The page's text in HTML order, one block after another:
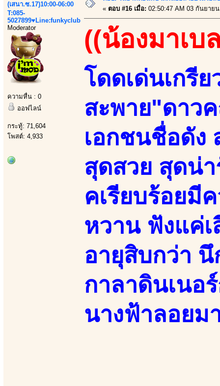
(เสนา.ซ.17)10:00-06:00
T:085-
5027899♥Line:funkyclub
Moderator
ความหื่น : 0
ออฟไลน์
กระทู้: 71,604
โพสต์: 4,933
« ตอบ #16 เมื่อ: 02:50:47 AM 03 กันยาย
((น้องมาเบ
โดดเด่นเกรี
สะพาย"ดาว
เอกชนชื่อดัง
สุดสวย สุดน่า
คเรียบร้อยมี
หวาน ฟังแค่เ
อายุสิบกว่า นึ
กาลาดินเนอ
นางฟ้าลอยม